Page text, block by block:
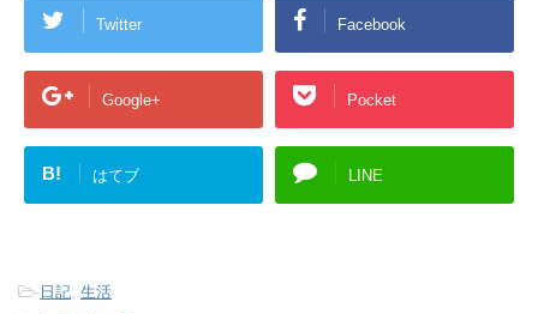
Twitter Facebook
Google+ Pocket
B! はてブ LINE
- 日記, 生活